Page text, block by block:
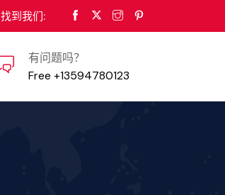
找到我们:
有问题吗？
Free +13594780123